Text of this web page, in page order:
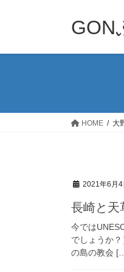
GON
HOME 大
2021年6月4
長崎と天
今では
でしょうか
の島の教会